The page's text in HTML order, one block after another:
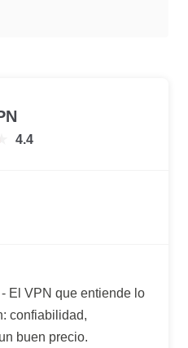
4.4
El VPN que entiende lo
confiabilidad,
buen precio.